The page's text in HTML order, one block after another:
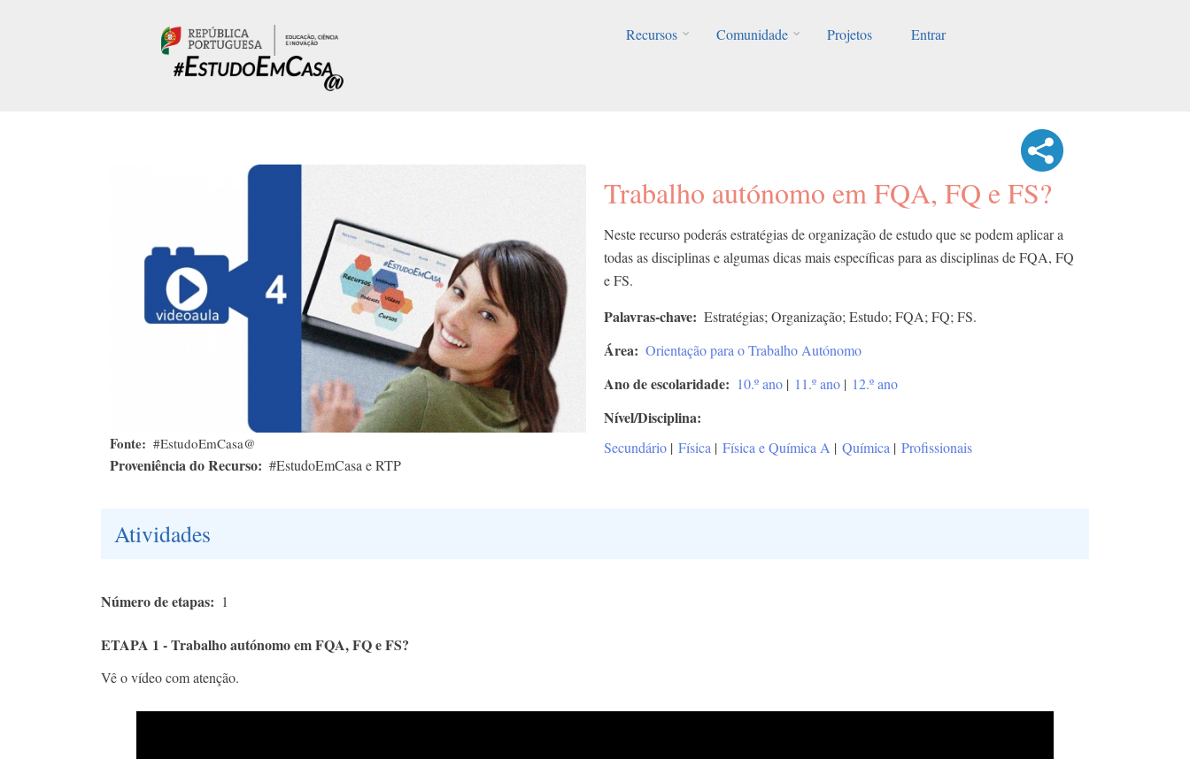
Recursos
Comunidade Projetos Entrar
Fonte #EstudoEmCasa@
Proveniência do Recurso #EstudoEmCasa e RTP
Trabalho autónomo em FQA, FQ e FS?
Neste recurso poderás estratégias de organização de estudo que se podem aplicar a
todas as disciplinas e algumas dicas mais específicas para as disciplinas de FQA, FQ
e FS.
Palavras-chave Estratégias; Organização; Estudo; FQA; FQ; FS.
Área Orientação para o Trabalho Autónomo
Ano de escolaridade 10.º ano | 11.º ano | 12.º ano
Nível/Disciplina
Secundário | Física | Física e Química A | Química | Profissionais
Atividades
Número de etapas 1
ETAPA 1 - Trabalho autónomo em FQA, FQ e FS?
Vê o vídeo com atenção.